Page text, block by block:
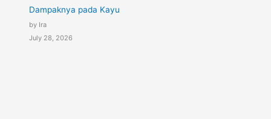
Dampaknya pada Kayu
by Ira
July 28, 2026